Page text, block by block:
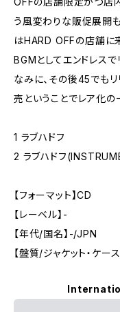
う風変わりな販促展開
はHARD OFFの店舗に
BGMとしてエンドレス
なみに、その後45でも
売ということでレア化の
1 ラブハドフ
2 ラブハドフ
【フォーマット】CD
【レーベル】-
【年代/国名】-/JPN
【盤質/ジャケット・ケー